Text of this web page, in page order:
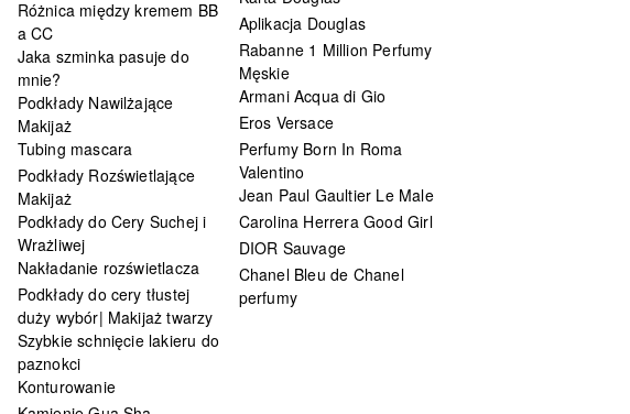
Różnica między kremem BB
a CC
Jaka szminka pasuje do
mnie?
Podkłady Nawilżające
Makijaż
Tubing mascara
Podkłady Rozświetlające
Makijaż
Podkłady do Cery Suchej i
Wrażliwej
Nakładanie rozświetlacza
Podkłady do cery tłustej
duży wybór| Makijaż twarzy
Szybkie schnięcie lakieru do
paznokci
Konturowanie
Aplikacja Douglas
Rabanne 1 Million Perfumy
Męskie
Armani Acqua di Gio
Eros Versace
Perfumy Born In Roma
Valentino
Jean Paul Gaultier Le Male
Carolina Herrera Good Girl
DIOR Sauvage
Chanel Bleu de Chanel
perfumy